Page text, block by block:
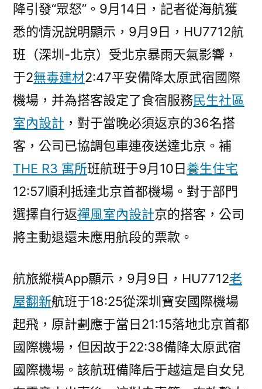
間
設
計
緣
由
異
地
備
降，
乘
客
北
京
手
術
下
跪
降引發“眾怒”。9月14日，記者從海航獲
悉的情況說明顯示，9月9日，HU7712航
班（深圳-北京）受北京暴雨天氣影響，
于2無毒建材2:47平安備降太原武宿國際
機場，并為搭客設定了食宿服務民生社區
室內設計 ，對于當晚必須返京的36名搭
客，公司已協調包車連夜送達北京。補
THE R3 寓所班航班于9月10日養生住宅
12:57順利抵達北京首都機場。對于部門
選擇自行返禪風室內設計京的搭客，公司
將主動退還未應用航段的票款。
航旅縱橫App顯示，9月9日，HU7712老
屋翻新航班于18:25從深圳寶安國際機場
起飛，原計劃應于當日21:15落地北京首都
國際機場，但因故于22:38備降太原武宿
國際機場。該航班備降后于越這是自女兒